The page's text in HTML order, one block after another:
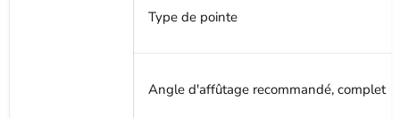
Type de pointe
Angle d'affûtage recommandé, complet